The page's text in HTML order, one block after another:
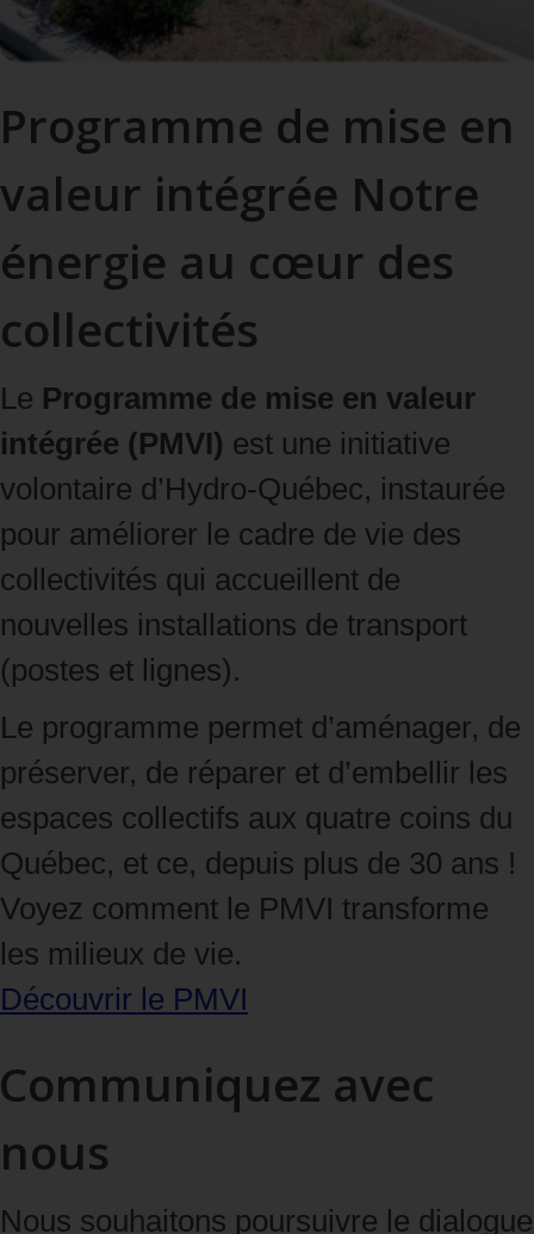
Programme de mise en
valeur intégrée Notre
énergie au cœur des
collectivités
Le Programme de mise en valeur
intégrée (PMVI) est une initiative
volontaire d’Hydro‑Québec, instaurée
pour améliorer le cadre de vie des
collectivités qui accueillent de
nouvelles installations de transport
(postes et lignes).
Le programme permet d’aménager, de
préserver, de réparer et d’embellir les
espaces collectifs aux quatre coins du
Québec, et ce, depuis plus de 30 ans !
Voyez comment le PMVI transforme
les milieux de vie.
Découvrir le PMVI
Communiquez avec
nous
Nous souhaitons poursuivre le dialogue